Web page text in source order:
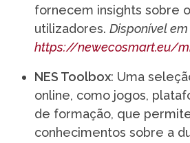
fornecem insights sobre
utilizadores. Disponível em
https://newecosmart.eu/
NES Toolbox: Uma
online, como jogos,
de formação, que
conhecimentos sobre a